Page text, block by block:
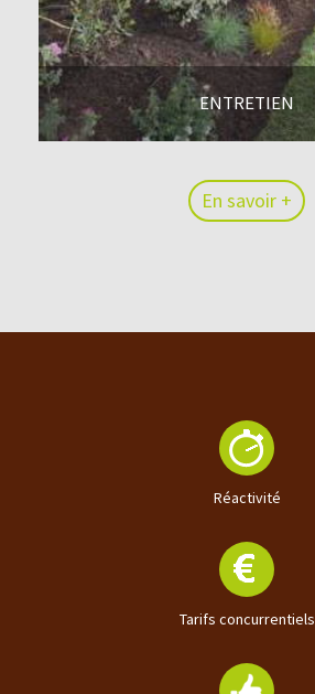
ENTRETIEN
En savoir +
Réactivité
Tarifs concurrentiels